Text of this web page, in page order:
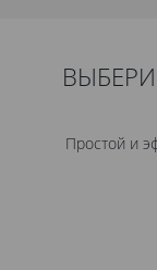
Простой и